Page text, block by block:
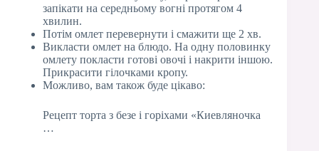
запікати на середньому вогні протягом 4
хвилин.
Потім омлет перевернути і смажити ще 2 хв.
Викласти омлет на блюдо. На одну половинку
омлету покласти готові овочі і накрити іншою.
Прикрасити гілочками кропу.
Можливо, вам також буде цікаво:
Рецепт торта з безе і горіхами «Киевляночка
…